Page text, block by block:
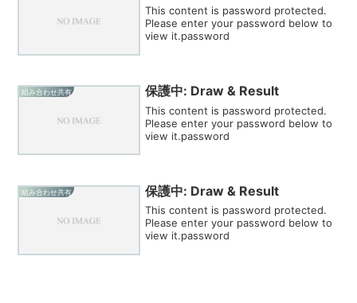
This content is password protected.
Please enter your password below to
view it.password
組み合わせ共有 保護中: Draw & Result
This content is password protected.
Please enter your password below to
view it.password
組み合わせ共有 保護中: Draw & Result
This content is password protected.
Please enter your password below to
view it.password